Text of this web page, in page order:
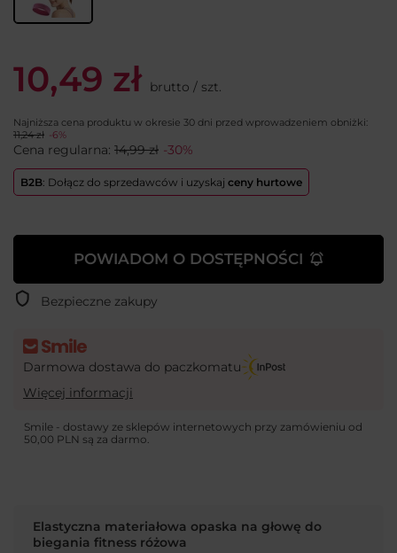
10,49 zł brutto / szt.
Najniższa cena produktu w okresie 30 dni przed wprowadzeniem obniżki:
11,24 zł
-6%
Cena regularna: 14,99 zł -30%
B2B: Dołącz do sprzedawców i uzyskaj ceny hurtowe
POWIADOM O DOSTĘPNOŚCI
Bezpieczne zakupy
Darmowa dostawa do paczkomatu
Więcej informacji
Smile - dostawy ze sklepów internetowych przy zamówieniu od
50,00 PLN są za darmo.
Elastyczna materiałowa opaska na głowę do
biegania fitness różowa